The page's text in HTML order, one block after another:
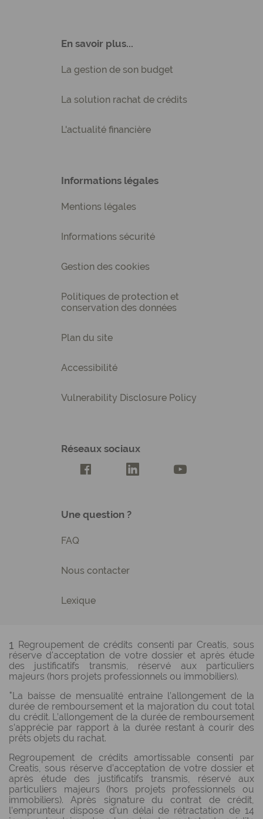
En savoir plus...
La gestion de son budget
La solution rachat de crédits
L'actualité financière
Informations légales
Mentions légales
Informations sécurité
Gestion des cookies
Politiques de protection et
conservation des données
Plan du site
Accessibilité
Vulnerability Disclosure Policy
Réseaux sociaux
Compte Facebook Creatis
Compte LinkedIn Creatis
Compte Youtube
Une question ?
FAQ
Nous contacter
Lexique
1 Regroupement de crédits consenti par Creatis, sous
réserve d'acceptation de votre dossier et après étude
des justificatifs transmis, réservé aux particuliers
majeurs (hors projets professionnels ou immobiliers).
*La baisse de mensualité entraine l’allongement de la
durée de remboursement et la majoration du cout total
du crédit. L’allongement de la durée de remboursement
s’apprécie par rapport à la durée restant à courir des
prêts objets du rachat.
Regroupement de crédits amortissable consenti par
Creatis, sous réserve d’acceptation de votre dossier et
après étude des justificatifs transmis, réservé aux
particuliers majeurs (hors projets professionnels ou
immobiliers). Après signature du contrat de crédit,
l’emprunteur dispose d’un délai de rétractation de 14